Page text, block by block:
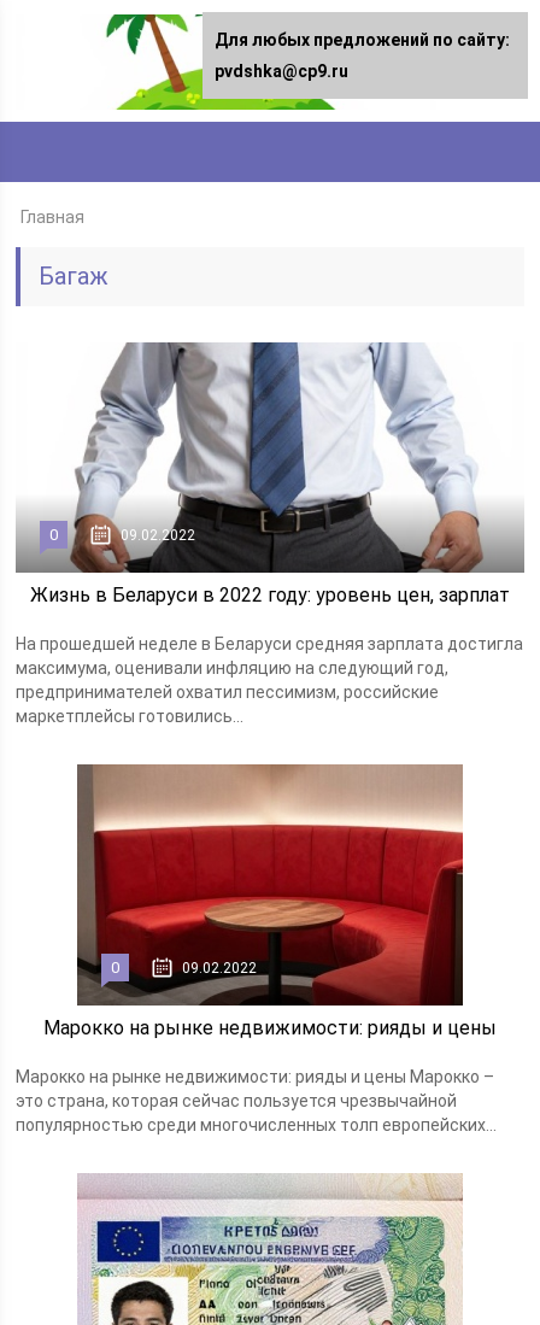
Главная
Багаж
0 09.02.2022
Жизнь в Беларуси в 2022 году: уровень цен, зарплат
На прошедшей неделе в Беларуси средняя зарплата достигла
максимума, оценивали инфляцию на следующий год,
предпринимателей охватил пессимизм, российские
маркетплейсы готовились...
0 09.02.2022
Марокко на рынке недвижимости: рияды и цены
Марокко на рынке недвижимости: рияды и цены Марокко –
это страна, которая сейчас пользуется чрезвычайной
популярностью среди многочисленных толп европейских...
Для любых предложений по сайту:
pvdshka@cp9.ru